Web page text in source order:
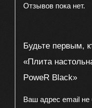
Отзывов пока нет.
Будьте первым,
«Плита
PoweR Black»
Ваш адрес email не